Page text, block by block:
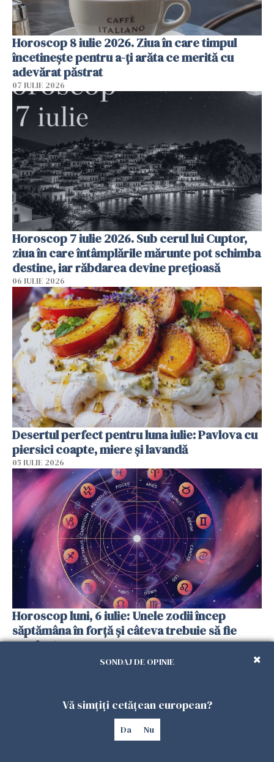
Horoscop 8 iulie 2026. Ziua în care timpul
încetinește pentru a-ți arăta ce merită cu
adevărat păstrat
07 IULIE 2026
Horoscop 7 iulie 2026. Sub cerul lui Cuptor,
ziua în care întâmplările mărunte pot schimba
destine, iar răbdarea devine prețioasă
06 IULIE 2026
Desertul perfect pentru luna iulie: Pavlova cu
piersici coapte, miere și lavandă
05 IULIE 2026
Horoscop luni, 6 iulie: Unele zodii încep
săptămâna în forță și câteva trebuie să fie
prudente
SONDAJ DE OPINIE
Vă simțiți cetățean european?
Da Nu